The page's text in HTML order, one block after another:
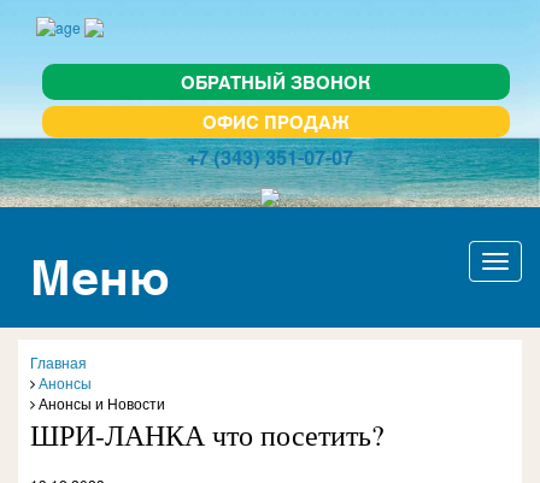
ОБРАТНЫЙ ЗВОНОК
ОФИС ПРОДАЖ
+7 (343) 351-07-07
Меню
Главная
Анонсы
Анонсы и Новости
ШРИ-ЛАНКА что посетить?